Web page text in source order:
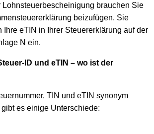
Lohnsteuerbescheinigung brauchen Sie
beizufügen. Sie
Ihre eTIN in Ihrer Steuererklärung auf der
N ein.
ID und eTIN – wo ist der
TIN und eTIN synonym
es einige Unterschiede: